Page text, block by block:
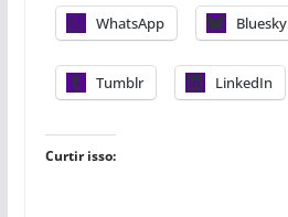
WhatsApp Bluesky
Tumblr LinkedIn
Curtir isso: